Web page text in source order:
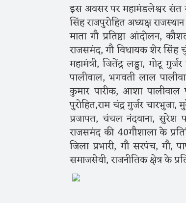
इस अवसर पर महामंडलेश्वर संत
सिंह राजपुरोहित अध्यक्ष
माता गौ प्रतिष्ठा आंदोलन,
राजसमंद, गौ विधायक शेर सिंह
महामंत्री, जितेंद्र लड्डा, गोटू
पालीवाल, भगवती लाल
कुमार पारीक, आशा पालीवाल
पुरोहित,राम चंद्र गुर्जर
प्रजापत, चंचल नंदवाना, सुरेश
राजसमंद की 40गौशाला के
जिला प्रभारी, गौ सरपंच, गौ,
समाजसेवी, राजनीतिक क्षेत्र के